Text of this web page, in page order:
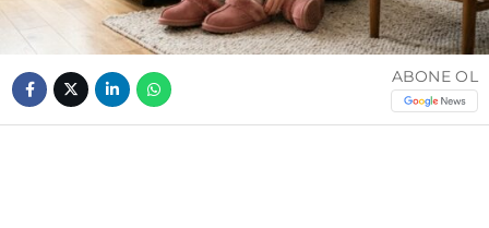
ABONE OL